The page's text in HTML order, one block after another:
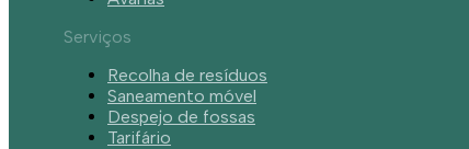
Serviços
Recolha de resíduos
Saneamento móvel
Despejo de fossas
Tarifário